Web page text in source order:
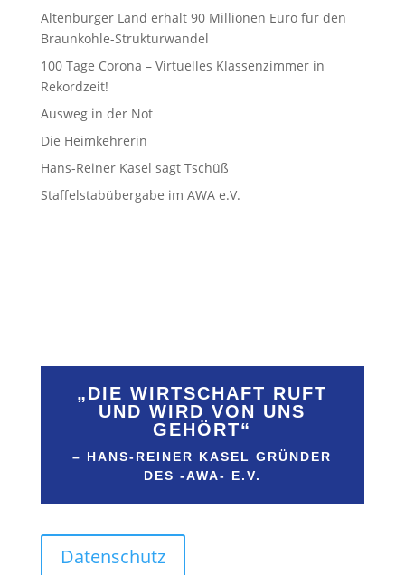
Altenburger Land erhält 90 Millionen Euro für den
Braunkohle-Strukturwandel
100 Tage Corona – Virtuelles Klassenzimmer in
Rekordzeit!
Ausweg in der Not
Die Heimkehrerin
Hans-Reiner Kasel sagt Tschüß
Staffelstabübergabe im AWA e.V.
​„DIE WIRTSCHAFT RUFT
UND WIRD VON UNS
GEHÖRT“
– HANS-REINER KASEL GRÜNDER
DES -AWA- E.V.
Datenschutz